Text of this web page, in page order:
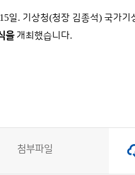
15일. 기상청(청장 김종석) 국가기
을개최했습니다.
첨부파일